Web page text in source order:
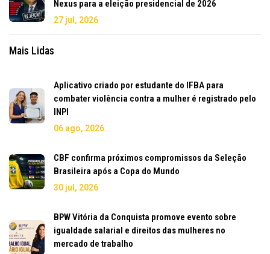
Nexus para a eleição presidencial de 2026
27 jul, 2026
Mais Lidas
Aplicativo criado por estudante do IFBA para
combater violência contra a mulher é registrado pelo
INPI
06 ago, 2026
CBF confirma próximos compromissos da Seleção
Brasileira após a Copa do Mundo
30 jul, 2026
BPW Vitória da Conquista promove evento sobre
igualdade salarial e direitos das mulheres no
mercado de trabalho